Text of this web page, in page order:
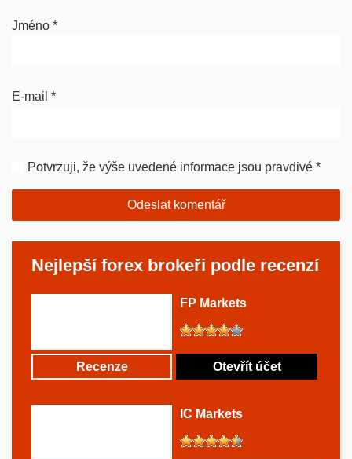
Jméno *
E-mail *
Potvrzuji, že výše uvedené informace jsou pravdivé *
Nejlepší forex brokeři podle recenzí
FP Markets
Recenze Otevřít účet
IC Markets